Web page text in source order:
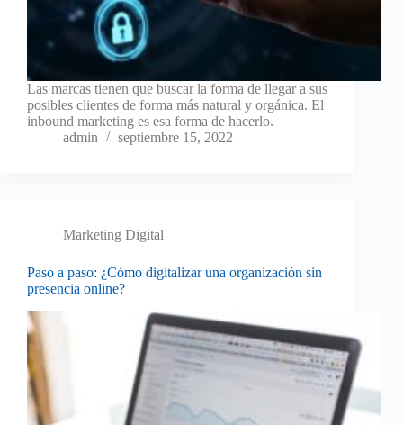
Las marcas tienen que buscar la forma de llegar a sus
posibles clientes de forma más natural y orgánica. El
inbound marketing es esa forma de hacerlo.
admin
septiembre 15, 2022
Marketing Digital
Paso a paso: ¿Cómo digitalizar una organización sin
presencia online?